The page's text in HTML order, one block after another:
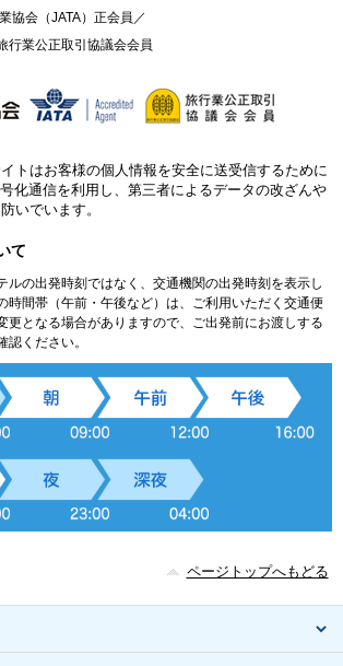
協会（JATA）正会員／
行業公正取引協議会会員
トはお客様の個人情報を安全に送受信するために
化通信を利用し、第三者によるデータの改ざんや
いでいます。
て
ルの出発時刻ではなく、交通機関の出発時刻を表示し
時間帯（午前・午後など）は、ご利用いただく交通便
更となる場合がありますので、ご出発前にお渡しする
認ください。
ページトップへもどる